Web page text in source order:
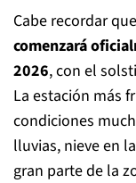
Cabe recordar
comenzará
2026, con el
La estación más
condiciones
lluvias, nieve en
gran parte de la